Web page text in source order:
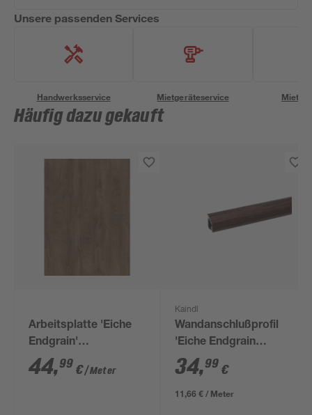
Unsere passenden Services
Handwerksservice Mietgeräteservice
Häufig dazu gekauft
Arbeitsplatte 'Eiche
Endgrain'
dunkelbraun 4100 x
600 x 38 mm
44,99 €/ Meter
Kaindl
Wandanschlußprofil
'Eiche Endgrain
Cognac K5413' braun
3000 x 16 x 28 mm
34,99 €
11,66 € / Meter